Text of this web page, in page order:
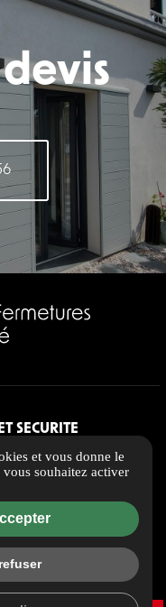
SOUS 72H
SECURITE
et vous donne le
souhaitez activer